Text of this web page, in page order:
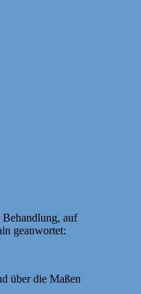
Behandlung, auf
geanwortet:
über die Maßen